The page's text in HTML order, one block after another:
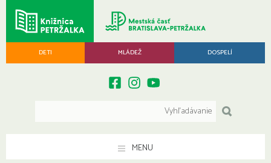
DETI MLÁDEŽ DOSPELÍ
MENU